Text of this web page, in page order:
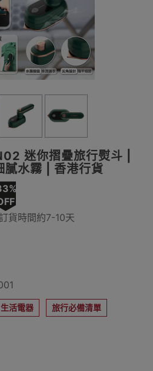
迷你摺疊旅行熨斗 |
膩水霧 | 香港行貨
貨時間約7-10天
生活電器 旅行必備清單